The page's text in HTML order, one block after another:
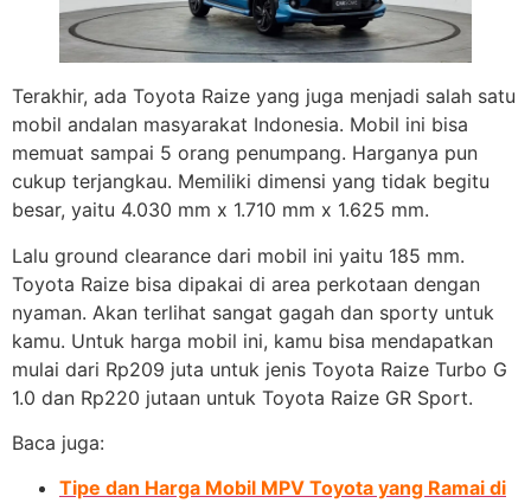
Terakhir, ada Toyota Raize yang juga menjadi salah satu
mobil andalan masyarakat Indonesia. Mobil ini bisa
memuat sampai 5 orang penumpang. Harganya pun
cukup terjangkau. Memiliki dimensi yang tidak begitu
besar, yaitu 4.030 mm x 1.710 mm x 1.625 mm.
Lalu ground clearance dari mobil ini yaitu 185 mm.
Toyota Raize bisa dipakai di area perkotaan dengan
nyaman. Akan terlihat sangat gagah dan sporty untuk
kamu. Untuk harga mobil ini, kamu bisa mendapatkan
mulai dari Rp209 juta untuk jenis Toyota Raize Turbo G
1.0 dan Rp220 jutaan untuk Toyota Raize GR Sport.
Baca juga:
Tipe dan Harga Mobil MPV Toyota yang Ramai di